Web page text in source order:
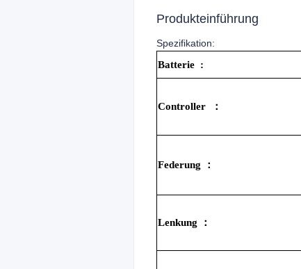
Produkteinführung
Spezifikation:
Batterie :
Controller ：
Federung ：
Lenkung ：